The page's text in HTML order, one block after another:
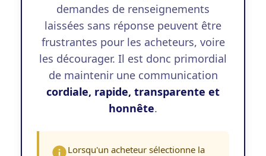
demandes de renseignements
laissées sans réponse peuvent être
frustrantes pour les acheteurs, voire
les décourager. Il est donc primordial
de maintenir une communication
cordiale, rapide, transparente et
honnête.
Lorsqu'un acheteur sélectionne la